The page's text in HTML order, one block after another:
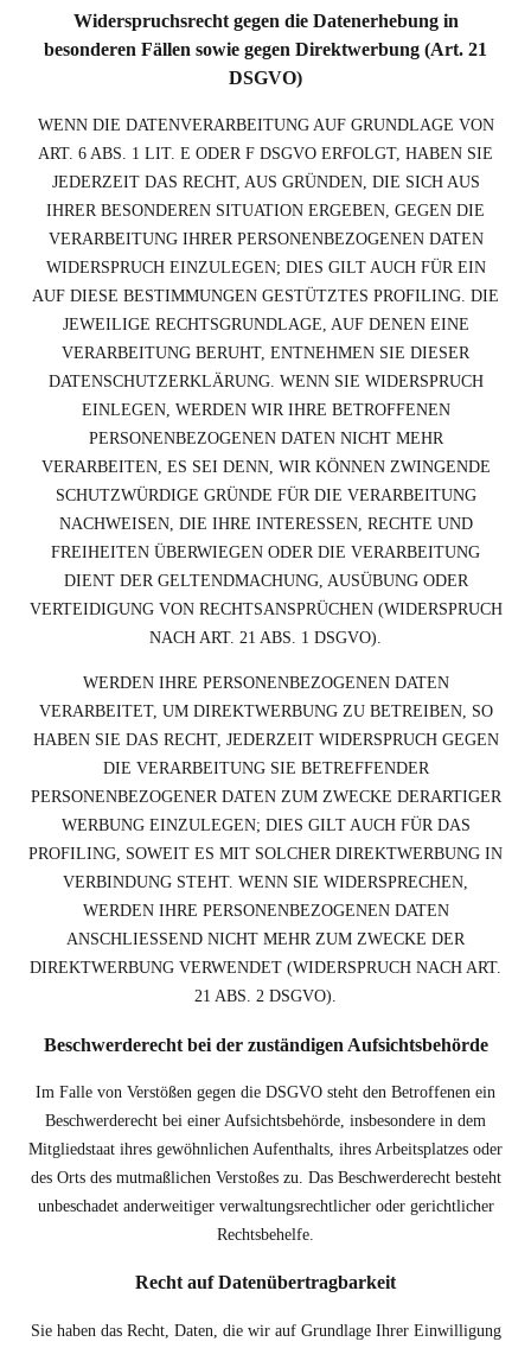
Widerspruchsrecht gegen die Datenerhebung in
besonderen Fällen sowie gegen Direktwerbung (Art. 21
DSGVO)
WENN DIE DATENVERARBEITUNG AUF GRUNDLAGE VON
ART. 6 ABS. 1 LIT. E ODER F DSGVO ERFOLGT, HABEN SIE
JEDERZEIT DAS RECHT, AUS GRÜNDEN, DIE SICH AUS
IHRER BESONDEREN SITUATION ERGEBEN, GEGEN DIE
VERARBEITUNG IHRER PERSONENBEZOGENEN DATEN
WIDERSPRUCH EINZULEGEN; DIES GILT AUCH FÜR EIN
AUF DIESE BESTIMMUNGEN GESTÜTZTES PROFILING. DIE
JEWEILIGE RECHTSGRUNDLAGE, AUF DENEN EINE
VERARBEITUNG BERUHT, ENTNEHMEN SIE DIESER
DATENSCHUTZERKLÄRUNG. WENN SIE WIDERSPRUCH
EINLEGEN, WERDEN WIR IHRE BETROFFENEN
PERSONENBEZOGENEN DATEN NICHT MEHR
VERARBEITEN, ES SEI DENN, WIR KÖNNEN ZWINGENDE
SCHUTZWÜRDIGE GRÜNDE FÜR DIE VERARBEITUNG
NACHWEISEN, DIE IHRE INTERESSEN, RECHTE UND
FREIHEITEN ÜBERWIEGEN ODER DIE VERARBEITUNG
DIENT DER GELTENDMACHUNG, AUSÜBUNG ODER
VERTEIDIGUNG VON RECHTSANSPRÜCHEN (WIDERSPRUCH
NACH ART. 21 ABS. 1 DSGVO).
WERDEN IHRE PERSONENBEZOGENEN DATEN
VERARBEITET, UM DIREKTWERBUNG ZU BETREIBEN, SO
HABEN SIE DAS RECHT, JEDERZEIT WIDERSPRUCH GEGEN
DIE VERARBEITUNG SIE BETREFFENDER
PERSONENBEZOGENER DATEN ZUM ZWECKE DERARTIGER
WERBUNG EINZULEGEN; DIES GILT AUCH FÜR DAS
PROFILING, SOWEIT ES MIT SOLCHER DIREKTWERBUNG IN
VERBINDUNG STEHT. WENN SIE WIDERSPRECHEN,
WERDEN IHRE PERSONENBEZOGENEN DATEN
ANSCHLIESSEND NICHT MEHR ZUM ZWECKE DER
DIREKTWERBUNG VERWENDET (WIDERSPRUCH NACH ART.
21 ABS. 2 DSGVO).
Beschwerde­recht bei der zuständigen Aufsichts­behörde
Im Falle von Verstößen gegen die DSGVO steht den Betroffenen ein
Beschwerderecht bei einer Aufsichtsbehörde, insbesondere in dem
Mitgliedstaat ihres gewöhnlichen Aufenthalts, ihres Arbeitsplatzes oder
des Orts des mutmaßlichen Verstoßes zu. Das Beschwerderecht besteht
unbeschadet anderweitiger verwaltungsrechtlicher oder gerichtlicher
Rechtsbehelfe.
Recht auf Daten­übertrag­barkeit
Sie haben das Recht, Daten, die wir auf Grundlage Ihrer Einwilligung